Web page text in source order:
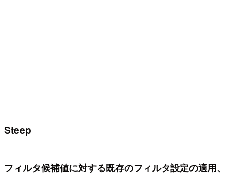
Steep
フィルタ候補値に対する既存のフィルタ設定の適用、